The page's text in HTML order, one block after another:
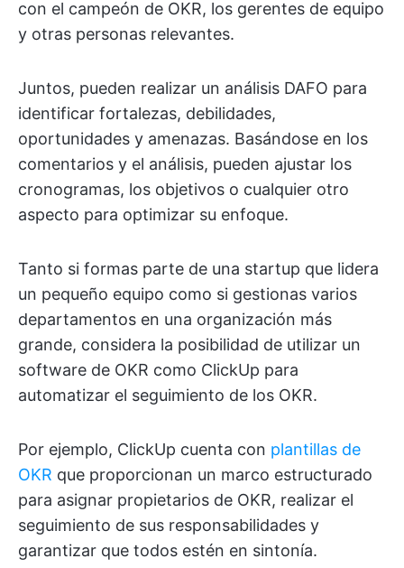
con el campeón de OKR, los gerentes de equipo
y otras personas relevantes.
Juntos, pueden realizar un análisis DAFO para
identificar fortalezas, debilidades,
oportunidades y amenazas. Basándose en los
comentarios y el análisis, pueden ajustar los
cronogramas, los objetivos o cualquier otro
aspecto para optimizar su enfoque.
Tanto si formas parte de una startup que lidera
un pequeño equipo como si gestionas varios
departamentos en una organización más
grande, considera la posibilidad de utilizar un
software de OKR como ClickUp para
automatizar el seguimiento de los OKR.
Por ejemplo, ClickUp cuenta con plantillas de
OKR que proporcionan un marco estructurado
para asignar propietarios de OKR, realizar el
seguimiento de sus responsabilidades y
garantizar que todos estén en sintonía.